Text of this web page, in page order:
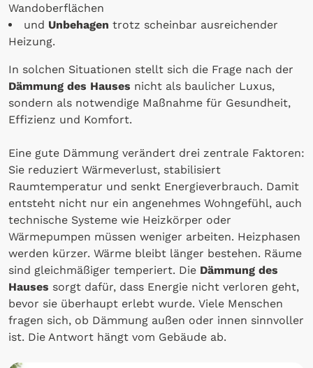
Wandoberflächen
und Unbehagen trotz scheinbar ausreichender
Heizung.
In solchen Situationen stellt sich die Frage nach der
Dämmung des Hauses nicht als baulicher Luxus,
sondern als notwendige Maßnahme für Gesundheit,
Effizienz und Komfort.
Eine gute Dämmung verändert drei zentrale Faktoren:
Sie reduziert Wärmeverlust, stabilisiert
Raumtemperatur und senkt Energieverbrauch. Damit
entsteht nicht nur ein angenehmes Wohngefühl, auch
technische Systeme wie Heizkörper oder
Wärmepumpen müssen weniger arbeiten. Heizphasen
werden kürzer. Wärme bleibt länger bestehen. Räume
sind gleichmäßiger temperiert. Die Dämmung des
Hauses sorgt dafür, dass Energie nicht verloren geht,
bevor sie überhaupt erlebt wurde. Viele Menschen
fragen sich, ob Dämmung außen oder innen sinnvoller
ist. Die Antwort hängt vom Gebäude ab.